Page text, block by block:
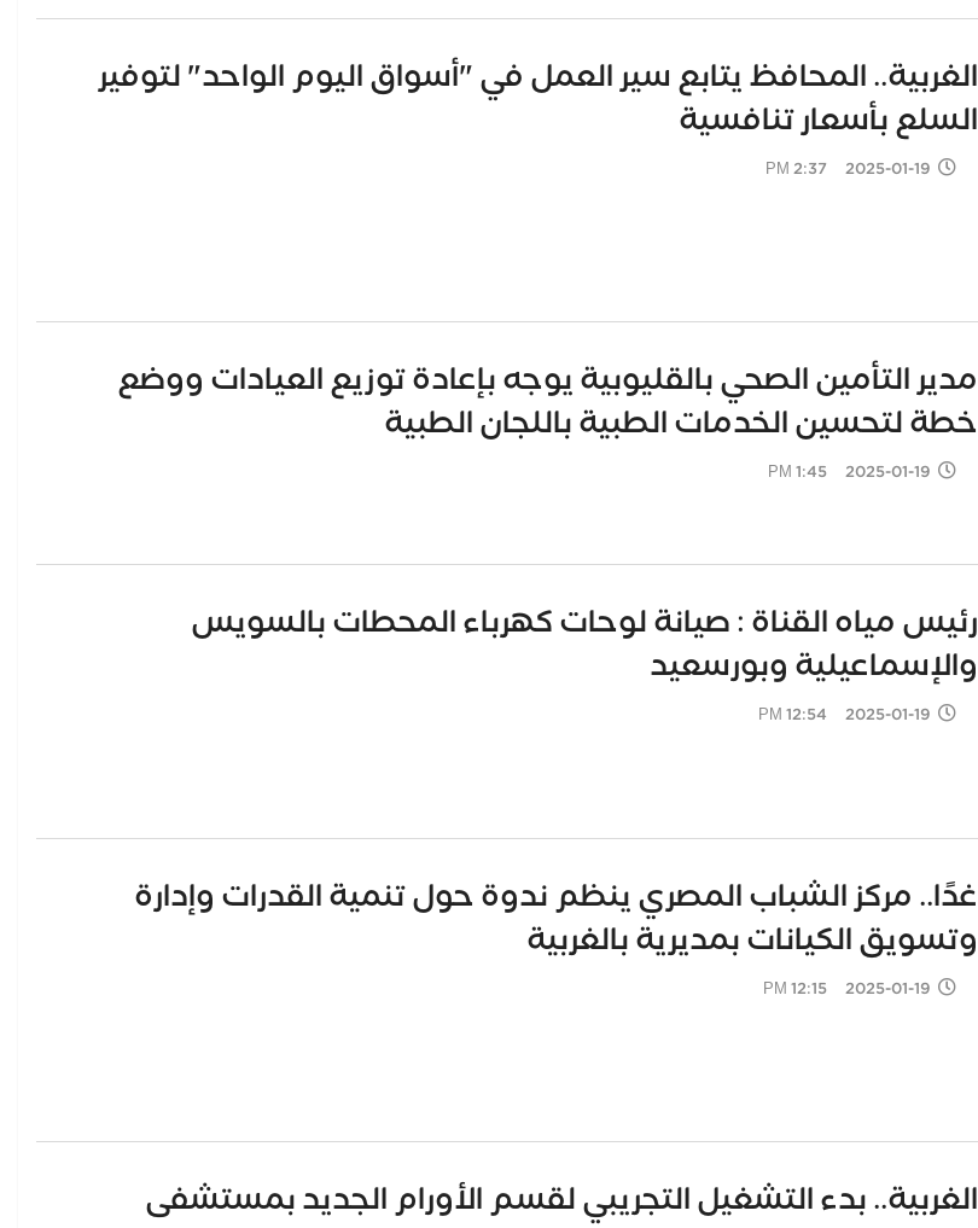
الغربية.. المحافظ يتابع سير العمل في "أسواق اليوم الواحد" لتوفير
السلع بأسعار تنافسية
2025-01-19 2:37 PM
مدير التأمين الصحي بالقليوبية يوجه بإعادة توزيع العيادات ووضع
خطة لتحسين الخدمات الطبية باللجان الطبية
2025-01-19 1:45 PM
رئيس مياه القناة : صيانة لوحات كهرباء المحطات بالسويس
والإسماعيلية وبورسعيد
2025-01-19 12:54 PM
غدًا.. مركز الشباب المصري ينظم ندوة حول تنمية القدرات وإدارة
وتسويق الكيانات بمديرية بالغربية
2025-01-19 12:15 PM
الغربية.. بدء التشغيل التجريبي لقسم الأورام الجديد بمستشفى